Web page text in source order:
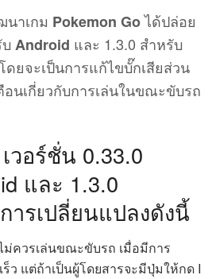
าเกม Pokemon Goได้ปล่อย
Android และ 1.3.0 สำหรับ
ยจะเป็นการแก้ไขบั๊กเสียส่วน
นเกี่ยวกับการเล่นในขณะขับรถ
วอร์ชั่น 0.33.0
และ 1.3.0
ารเปลี่ยนแปลงดังนี้
ม่ควรเล่นขณะขับรถ เมื่อมีการ
ว แต่ถ้าเป็นผู้โดยสารจะมีปุ่มให้กด I